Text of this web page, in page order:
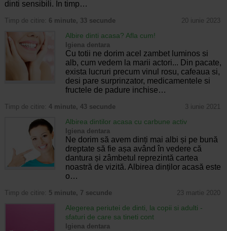
dinti sensibili. In timp…
Timp de citire: 6 minute, 33 secunde 20 iunie 2023
Albire dinti acasa? Afla cum!
Igiena dentara
Cu totii ne dorim acel zambet luminos si
alb, cum vedem la marii actori... Din pacate,
exista lucruri precum vinul rosu, cafeaua si,
desi pare surprinzator, medicamentele si
fructele de padure inchise…
Timp de citire: 4 minute, 43 secunde 3 iunie 2021
Albirea dintilor acasa cu carbune activ
Igiena dentara
Ne dorim să avem dinți mai albi și pe bună
dreptate să fie așa având în vedere că
dantura și zâmbetul reprezintă cartea
noastră de vizită. Albirea dinților acasă este
o…
Timp de citire: 5 minute, 7 secunde 23 martie 2020
Alegerea periutei de dinti, la copii si adulti -
sfaturi de care sa tineti cont
Igiena dentara